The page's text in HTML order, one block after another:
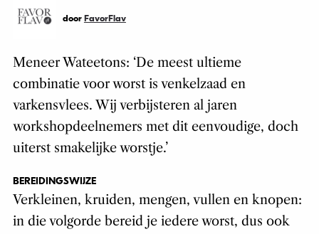
door FavorFlav
Meneer Wateetons: ‘De meest ultieme
combinatie voor worst is venkelzaad en
varkensvlees. Wij verbijsteren al jaren
workshopdeelnemers met dit eenvoudige, doch
uiterst smakelijke worstje.’
BEREIDINGSWIJZE
Verkleinen, kruiden, mengen, vullen en knopen:
in die volgorde bereid je iedere worst, dus ook